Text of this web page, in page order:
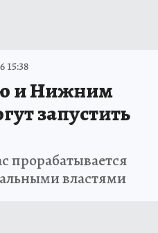
15:38
и Нижним
запустить
прорабатывается
властями